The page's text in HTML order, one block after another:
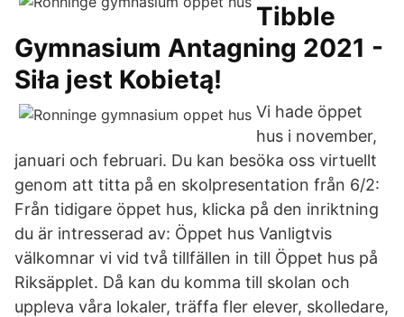
Tibble
Gymnasium Antagning 2021 -
Siła jest Kobietą!
Vi hade öppet
hus i november,
januari och februari. Du kan besöka oss virtuellt
genom att titta på en skolpresentation från 6/2:
Från tidigare öppet hus, klicka på den inriktning
du är intresserad av: Öppet hus Vanligtvis
välkomnar vi vid två tillfällen in till Öppet hus på
Riksäpplet. Då kan du komma till skolan och
uppleva våra lokaler, träffa fler elever, skolledare,